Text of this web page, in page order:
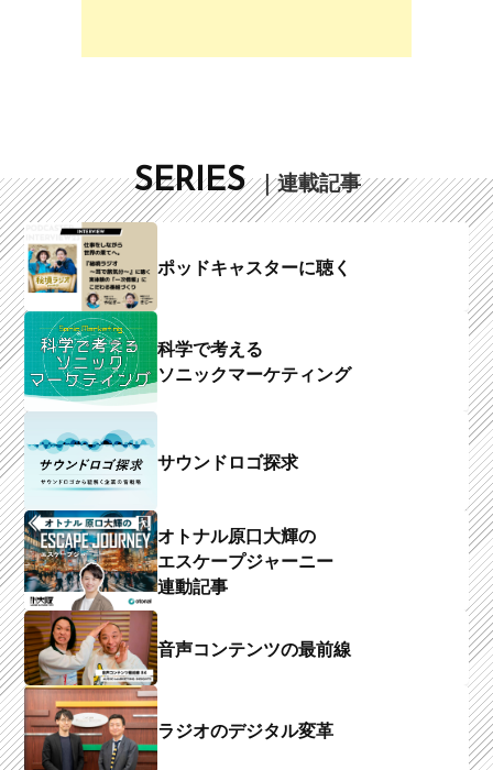
SERIES ｜連載記事
ポッドキャスターに聴く
科学で考える
ソニックマーケティング
サウンドロゴ探求
オトナル原口大輝の
エスケープジャーニー
連動記事
音声コンテンツの最前線
ラジオのデジタル変革